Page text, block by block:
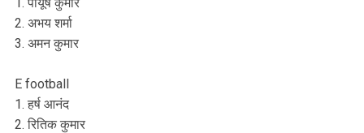
2. अभय शर्मा
3. अमन कुमार
E football
1. हर्ष आनंद
2. रितिक कुमार